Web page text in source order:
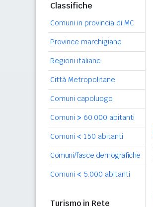
Classifiche
Comuni in provincia di MC
Province marchigiane
Regioni italiane
Città Metropolitane
Comuni capoluogo
Comuni > 60.000 abitanti
Comuni < 150 abitanti
Comuni/fasce demografiche
Comuni < 5.000 abitanti
Turismo in Rete